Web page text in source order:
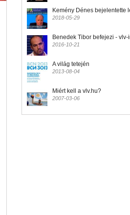
Kemény Dénes bejelentette
2018-05-29
Benedek Tibor befejezi - vlv-
2016-10-21
A világ tetején
2013-08-04
Miért kell a vlv.hu?
2007-03-06